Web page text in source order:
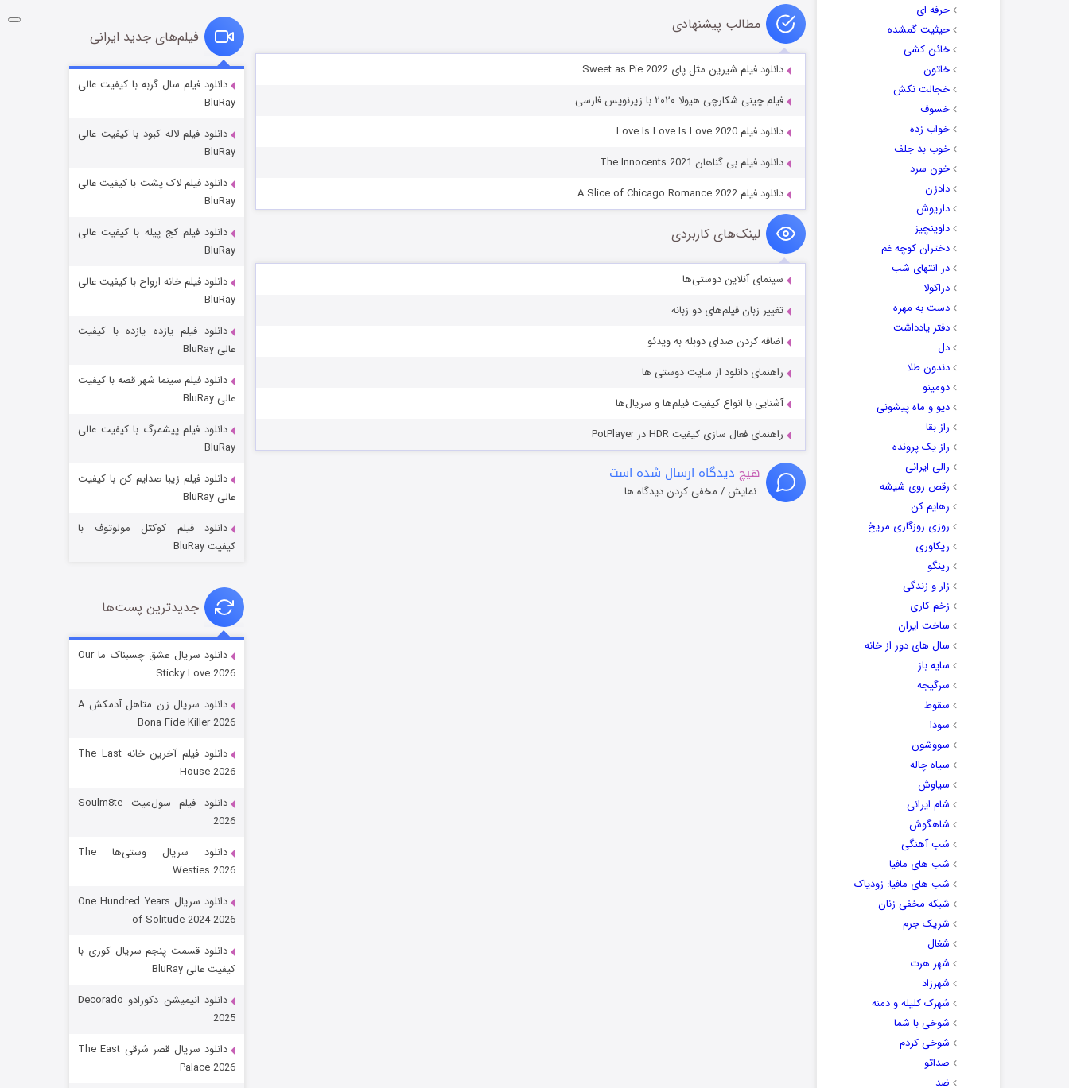
حرفه ای
حیثیت گمشده
خائن کشی
خاتون
خجالت نکش
خسوف
خواب زده
خوب بد جلف
خون سرد
دادزن
داریوش
داوینچیز
دختران کوچه غم
در انتهای شب
دراکولا
دست به مهره
دفتر یادداشت
دل
دندون طلا
دومینو
دیو و ماه پیشونی
راز بقا
راز یک پرونده
رالی ایرانی
رقص روی شیشه
رهایم کن
روزی روزگاری مریخ
ریکاوری
رینگو
زار و زندگی
زخم کاری
ساخت ایران
سال های دور از خانه
سایه باز
سرگیجه
سقوط
سودا
سووشون
سیاه چاله
سیاوش
شام ایرانی
شاهگوش
شب آهنگی
شب های مافیا
شب های مافیا: زودیاک
شبکه مخفی زنان
شریک جرم
شغال
شهر هرت
شهرزاد
شهرک کلیله و دمنه
شوخی با شما
شوخی کردم
صداتو
ضد
مطالب پیشنهادی
دانلود فیلم شیرین مثل پای Sweet as Pie 2022
فیلم چینی شکارچی هیولا ۲۰۲۰ با زیرنویس فارسی
دانلود فیلم Love Is Love Is Love 2020
دانلود فیلم بی گناهان The Innocents 2021
دانلود فیلم A Slice of Chicago Romance 2022
لینک‌های کاربردی
سینمای آنلاین دوستی‌ها
تغییر زبان فیلم‌های دو زبانه
اضافه کردن صدای دوبله به ویدئو
راهنمای دانلود از سایت دوستی ها
آشنایی با انواع کیفیت فیلم‌ها و سریال‌ها
راهنمای فعال سازی کیفیت HDR در PotPlayer
هیچ دیدگاه ارسال شده است
نمایش / مخفی کردن دیدگاه ها
فروشگاهی برای قاتلان فصل ۲
قسمت
شوهر
عملیات آپارتمان
قسمت۲ (زیرنویس)
شکست استوارت در نجات جهان
قسمت۷ (زیرنویس)
فیلم‌های جدید ایرانی
دانلود فیلم سال گربه با کیفیت عالی
BluRay
دانلود فیلم لاله کبود با کیفیت عالی
BluRay
دانلود فیلم لاک پشت با کیفیت عالی
BluRay
دانلود فیلم کج‌ پیله با کیفیت عالی
BluRay
دانلود فیلم خانه ارواح با کیفیت عالی
BluRay
دانلود فیلم یازده یازده با کیفیت
عالی BluRay
دانلود فیلم سینما شهر قصه با کیفیت
عالی BluRay
دانلود فیلم پیشمرگ با کیفیت عالی
BluRay
دانلود فیلم زیبا صدایم کن با کیفیت
عالی BluRay
دانلود فیلم کوکتل مولوتوف با
کیفیت BluRay
جدیدترین پست‌ها
دانلود سریال عشق چسبناک ما Our
Sticky Love 2026
دانلود سریال زن متاهل آدمکش A
Bona Fide Killer 2026
دانلود فیلم آخرین خانه The Last
House 2026
دانلود فیلم سول‌میت Soulm8te
2026
دانلود سریال وستی‌ها The
Westies 2026
دانلود سریال One Hundred Years
of Solitude 2024-2026
دانلود قسمت پنجم سریال کوری با
کیفیت عالی BluRay
دانلود انیمیشن دکورادو Decorado
2025
دانلود سریال قصر شرقی The East
Palace 2026